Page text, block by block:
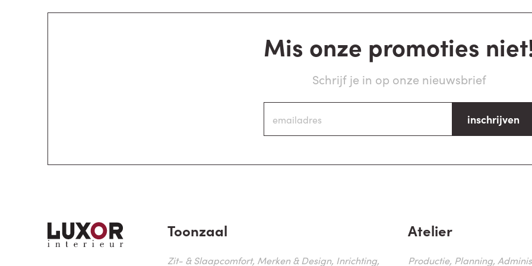
Mis onze promoties
Schrijf je in op onze nieuwsbrief
inschrijven
Toonzaal
Zit- & Slaapcomfort, Merken & Design, Inrichting,
Atelier
Productie, Planning,